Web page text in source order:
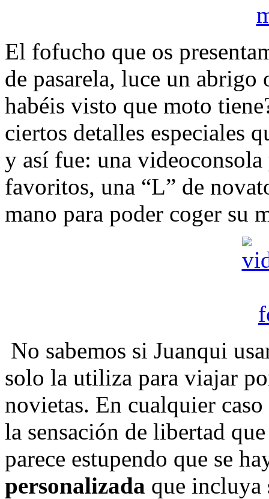
El fofucho que os
de pasarela, luce un abrigo
habéis visto que moto
ciertos detalles especiales
y así fue: una
favoritos, una “L” de
mano para poder coger su
No sabemos si Juanqui
solo la utiliza para viajar
novietas. En cualquier
la sensación de libertad
parece estupendo que se
personalizada que incluya